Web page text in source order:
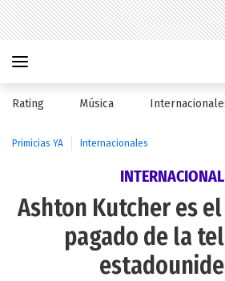
Rating Música
Primicias YA Internacionales
Ashton Kutcher es
pagado de la